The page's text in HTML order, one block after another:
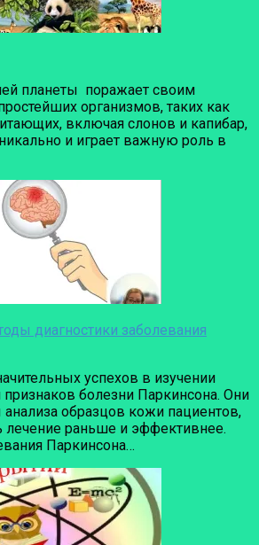
планеты поражает своим
организмов, таких как
включая слонов и капибар,
и играет важную роль в
диагностики заболевания
успехов в изучении
болезни Паркинсона. Они
образцов кожи пациентов,
лечение раньше и эффективнее.
Паркинсона…